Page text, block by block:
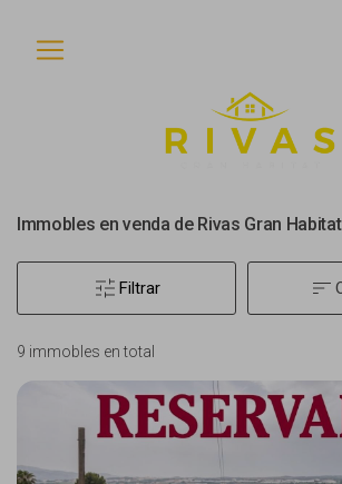
Immobles en venda de Rivas Gran Habitat
Filtrar
9 immobles en total